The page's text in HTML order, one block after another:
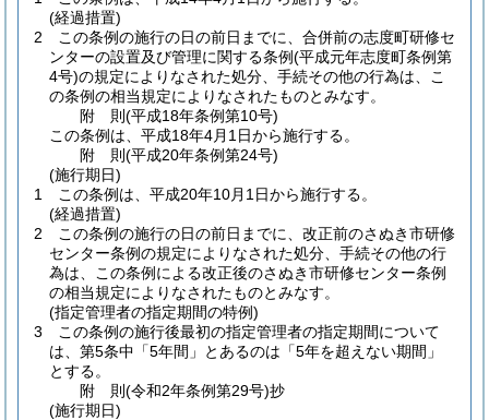
(経過措置)
2
この条例の施行の日の前日までに、合併前の志度町研修セ
ンターの設置及び管理に関する条例(平成元年志度町条例第
4号)の規定によりなされた処分、手続その他の行為は、こ
の条例の相当規定によりなされたものとみなす。
附 則(平成18年条例第10号)
この条例は、平成18年4月1日から施行する。
附 則(平成20年条例第24号)
(施行期日)
1
この条例は、平成20年10月1日から施行する。
(経過措置)
2
この条例の施行の日の前日までに、改正前のさぬき市研修
センター条例の規定によりなされた処分、手続その他の行
為は、この条例による改正後のさぬき市研修センター条例
の相当規定によりなされたものとみなす。
(指定管理者の指定期間の特例)
3
この条例の施行後最初の指定管理者の指定期間について
は、第5条中「5年間」とあるのは「5年を超えない期間」
とする。
附 則(令和2年条例第29号)抄
(施行期日)